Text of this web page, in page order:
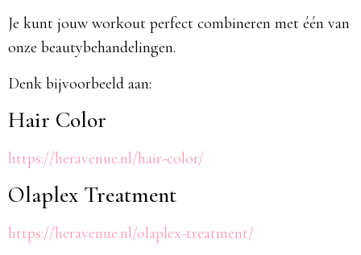
Je kunt jouw workout perfect combineren met één van
onze beautybehandelingen.
Denk bijvoorbeeld aan:
Hair Color
https://heravenue.nl/hair-color/
Olaplex Treatment
https://heravenue.nl/olaplex-treatment/